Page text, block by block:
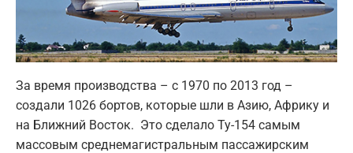
За время производства – с 1970 по 2013 год –
создали 1026 бортов, которые шли в Азию, Африку и
на Ближний Восток. Это сделало Ту-154 самым
массовым среднемагистральным пассажирским